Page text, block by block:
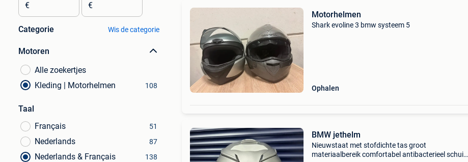
€ €
Categorie Wis de categorie
Motoren
Alle zoekertjes
Kleding | Motorhelmen
108
Taal
Français
51
Nederlands 87
Nederlands & Français 138
Motorhelmen
Shark evoline 3 bmw systeem 5
Ophalen
BMW jethelm
Nieuwstaat met stofdichte tas groot
materiaalbereik comfortabel antibacterieel schuim